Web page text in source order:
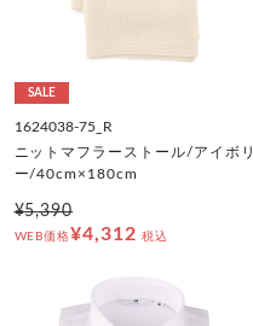
SALE
1624038-75_R
ニットマフラーストール/アイボリ
ー/40cm×180cm
¥5,390
WEB価格¥4,312 税込